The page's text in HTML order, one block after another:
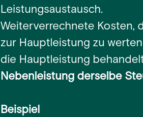
Leistungsaustausch.
Weiterverrechnete Kosten,
zur Hauptleistung zu
die Hauptleistung
Nebenleistung derselbe
Beispiel